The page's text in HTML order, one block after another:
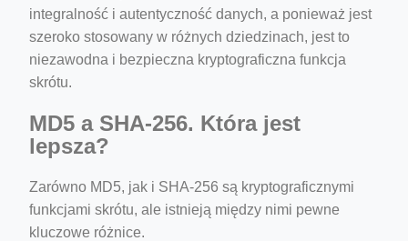
integralność i autentyczność danych, a ponieważ jest
szeroko stosowany w różnych dziedzinach, jest to
niezawodna i bezpieczna kryptograficzna funkcja
skrótu.
MD5 a SHA-256. Która jest
lepsza?
Zarówno MD5, jak i SHA-256 są kryptograficznymi
funkcjami skrótu, ale istnieją między nimi pewne
kluczowe różnice.